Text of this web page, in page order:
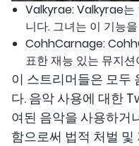
Valkyrae: Valkyrae는
니다. 그녀는 이 기능
CohhCarnage:
표한 재능 있는 뮤지
이 스트리머들은 모두
다. 음악 사용에 대한
여된 음악을 사용하거
함으로써 법적 처벌